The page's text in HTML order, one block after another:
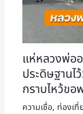
แห่หลวงพ่อ
ประดิษฐานไ
กราบไหว้ขอ
ความเชื่อ, ท่องเที่